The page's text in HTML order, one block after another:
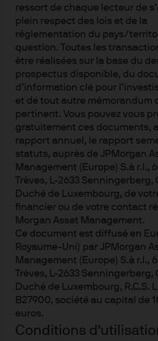
ressort de chaque lecteur de
plein respect des lois et de la
réglementation du pays/
question. Toutes les
être réalisées sur la base du
prospectus disponible, du
d’information clé pour
et de tout autre mémorandum
pertinent. Vous pouvez vous
gratuitement ces documents,
rapport annuel, le rapport
statuts, auprès de JPMorgan
Management (Europe) S.à r.l.,
Trèves, L-2633 Senningerberg,
Duché de Luxembourg, de
financier ou de votre contact
Morgan Asset Management.
Ce document est diffusé en
Royaume-Uni) par JPMorgan
Management (Europe) S.à r.l.,
Trèves, L-2633 Senningerberg,
Duché de Luxembourg, R.C.S.
B27900, société au capital de
euros.
Conditions
Les sondés n’utilisant pas d’ETF sont
attirés par la simplicité et le potentiel
préfèrent l’exposition ciblée qu’ils
Niveau de
ETF
Q9. Selon vous, laquelle des catégories
vos clients connaissent-ils ? Le
correspond au pourcentage des clients
“non informés”